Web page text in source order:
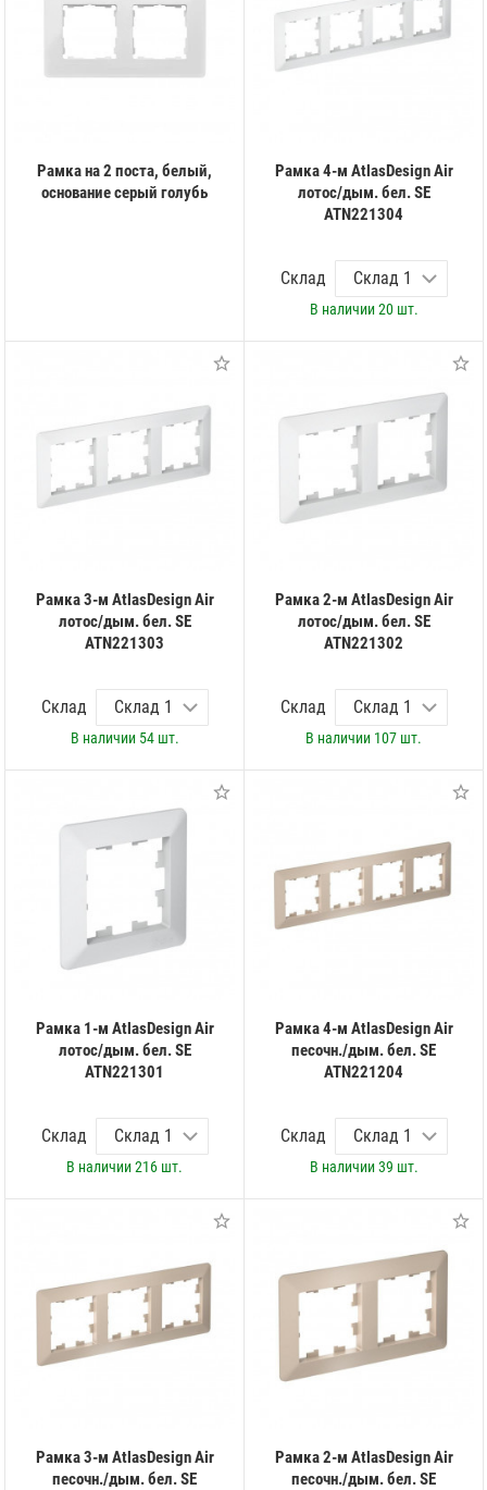
Рамка на 2 поста, белый,
основание серый голубь
Рамка 4-м AtlasDesign Air
лотос/дым. бел. SE
ATN221304
Склад
В наличии20 шт.
Рамка 3-м AtlasDesign Air
лотос/дым. бел. SE
ATN221303
Склад
В наличии 54 шт.
Рамка 2-м AtlasDesign Air
лотос/дым. бел. SE
ATN221302
Склад
В наличии 107 шт.
Рамка 1-м AtlasDesign Air
лотос/дым. бел. SE
ATN221301
Склад
В наличии216 шт.
Рамка 4-м AtlasDesign Air
песочн./дым. бел. SE
ATN221204
Склад
В наличии39 шт.
Рамка 3-м AtlasDesign Air
песочн./дым. бел. SE
Рамка 2-м AtlasDesign Air
песочн./дым. бел. SE